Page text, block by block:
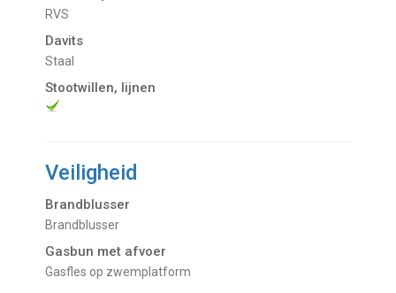
RVS
Davits
Staal
Stootwillen, lijnen
Veiligheid
Brandblusser
Brandblusser
Gasbun met afvoer
Gasfles op zwemplatform